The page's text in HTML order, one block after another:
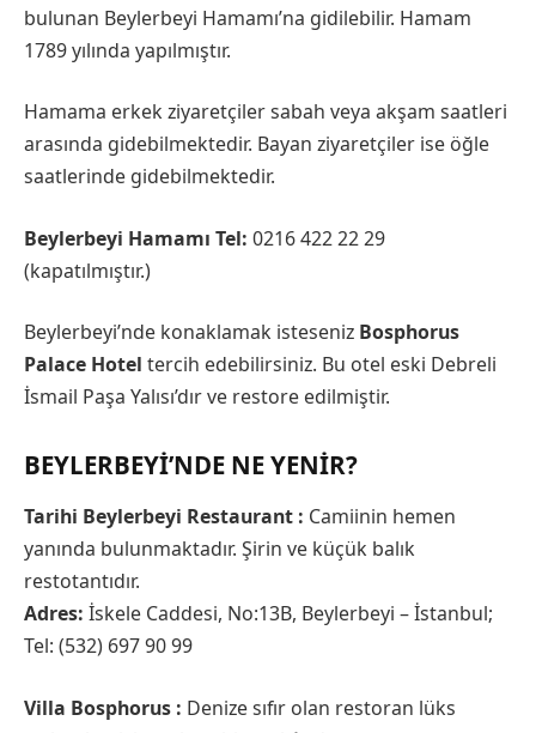
bulunan Beylerbeyi Hamamı’na gidilebilir. Hamam
1789 yılında yapılmıştır.
Hamama erkek ziyaretçiler sabah veya akşam saatleri
arasında gidebilmektedir. Bayan ziyaretçiler ise öğle
saatlerinde gidebilmektedir.
Beylerbeyi Hamamı Tel: 0216 422 22 29
(kapatılmıştır.)
Beylerbeyi’nde konaklamak isteseniz Bosphorus
Palace Hotel tercih edebilirsiniz. Bu otel eski Debreli
İsmail Paşa Yalısı’dır ve restore edilmiştir.
BEYLERBEYI’NDE NE YENIR?
Tarihi Beylerbeyi Restaurant : Camiinin hemen
yanında bulunmaktadır. Şirin ve küçük balık
restotantıdır.
Adres: İskele Caddesi, No:13B, Beylerbeyi – İstanbul;
Tel: (532) 697 90 99
Villa Bosphorus : Denize sıfır olan restoran lüks